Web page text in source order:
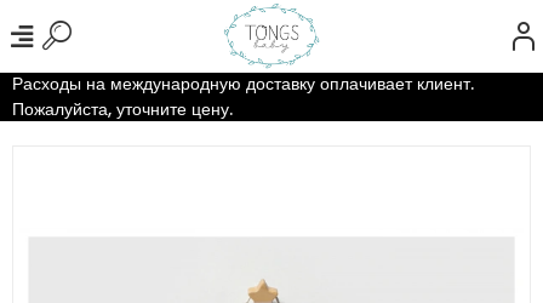
Расходы на международную доставку оплачивает клиент.
Пожалуйста, уточните цену.